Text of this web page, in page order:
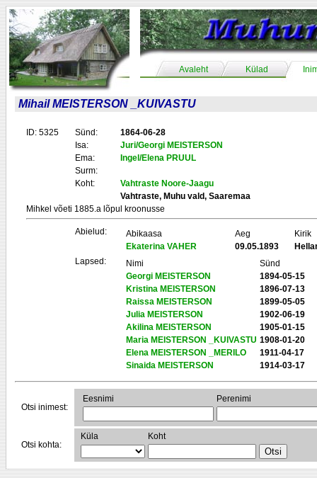
Avaleht Külad
Mihail MEISTERSON _KUIVASTU
ID: 5325 Sünd:
1864-06-28
Isa:
Juri/Georgi MEISTERSON
Ema:
Ingel/Elena PRUUL
Surm:
Koht:
Vahtraste Noore-Jaagu
Vahtraste, Muhu vald, Saaremaa
Mihkel võeti 1885.a lõpul kroonusse
Abielud: Abikaasa Aeg
Kirik
Ekaterina VAHER
09.05.1893
Lapsed:
Nimi
Sünd
Georgi MEISTERSON
1894-05-15
Kristina MEISTERSON
1896-07-13
Raissa MEISTERSON
1899-05-05
Julia MEISTERSON
1902-06-19
Akilina MEISTERSON
1905-01-15
Maria MEISTERSON _KUIVASTU 1908-01-20
Elena MEISTERSON _MERILO
1911-04-17
Sinaida MEISTERSON
1914-03-17
Otsi inimest:
Eesnimi Perenimi
Otsi kohta:
Küla Koht